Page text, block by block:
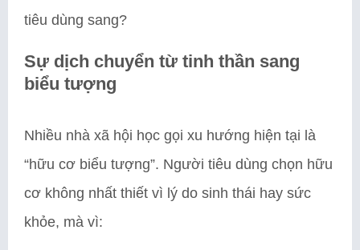
tiêu dùng sang?
Sự dịch chuyển từ tinh thần sang
biểu tượng
Nhiều nhà xã hội học gọi xu hướng hiện tại là
“hữu cơ biểu tượng”. Người tiêu dùng chọn hữu
cơ không nhất thiết vì lý do sinh thái hay sức
khỏe, mà vì: